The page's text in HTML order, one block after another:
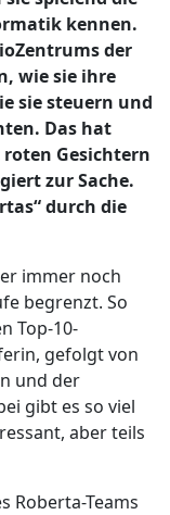
kennen.
der
wie sie ihre
sie steuern und
Das hat
Gesichtern
zur Sache.
durch die
immer noch
begrenzt. So
Top-10-
gefolgt von
und der
gibt es so viel
aber teils
Roberta-Teams